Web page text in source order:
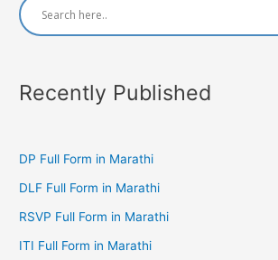
Recently Published
DP Full Form in Marathi
DLF Full Form in Marathi
RSVP Full Form in Marathi
ITI Full Form in Marathi